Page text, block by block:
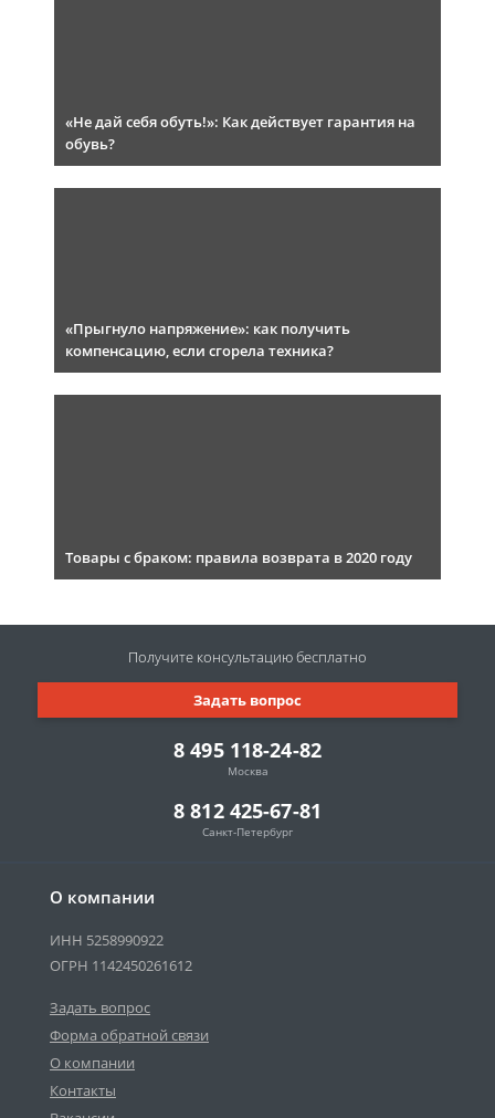
«Не дай себя обуть!»: Как действует гарантия на
обувь?
«Прыгнуло напряжение»: как получить
компенсацию, если сгорела техника?
Товары с браком: правила возврата в 2020 году
О компании
ИНН 5258990922
ОГРН 1142450261612
Задать вопрос
Форма обратной связи
О компании
Контакты
8 495 118-24-82
Москва
8 812 425-67-81
Санкт-Петербург
Задать вопрос
Получите консультациюбесплатно